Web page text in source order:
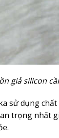
giả silicon
sử dụng
trọng nhất